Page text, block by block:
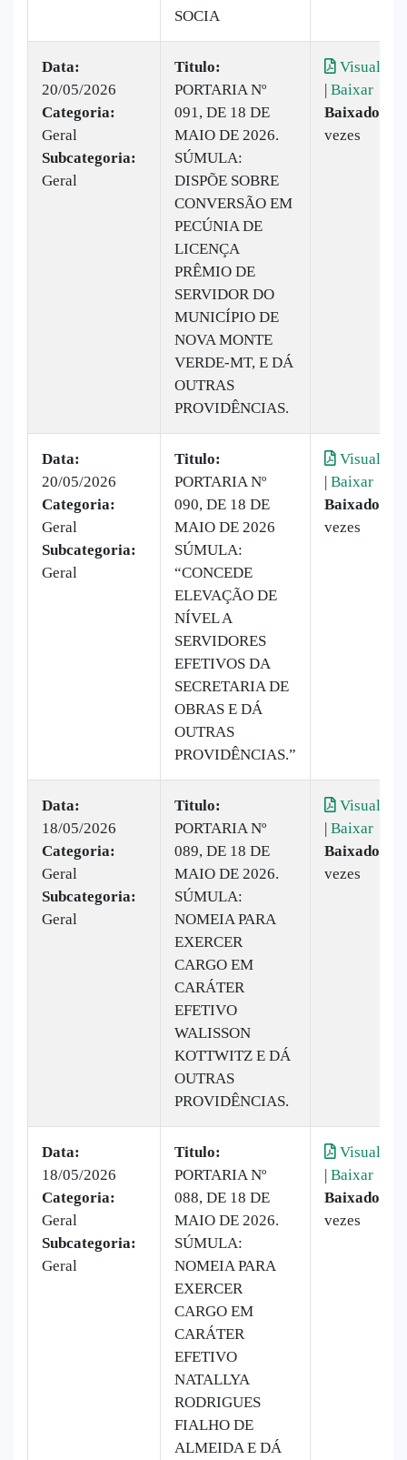
SOCIA
Data:
20/05/2026
Categoria:
Geral
Subcategoria:
Geral
Titulo:
PORTARIA Nº
091, DE 18 DE
MAIO DE 2026.
SÚMULA:
DISPÕE SOBRE
CONVERSÃO EM
PECÚNIA DE
LICENÇA
PRÊMIO DE
SERVIDOR DO
MUNICÍPIO DE
NOVA MONTE
VERDE-MT, E DÁ
OUTRAS
PROVIDÊNCIAS.
Visualizar
| Baixar
Baixado:
vezes
Data:
20/05/2026
Categoria:
Geral
Subcategoria:
Geral
Titulo:
PORTARIA Nº
090, DE 18 DE
MAIO DE 2026
SÚMULA:
“CONCEDE
ELEVAÇÃO DE
NÍVEL A
SERVIDORES
EFETIVOS DA
SECRETARIA DE
OBRAS E DÁ
OUTRAS
PROVIDÊNCIAS.”
Visualizar
| Baixar
Baixado:
vezes
Data:
18/05/2026
Categoria:
Geral
Subcategoria:
Geral
Titulo:
PORTARIA Nº
089, DE 18 DE
MAIO DE 2026.
SÚMULA:
NOMEIA PARA
EXERCER
CARGO EM
CARÁTER
EFETIVO
WALISSON
KOTTWITZ E DÁ
OUTRAS
PROVIDÊNCIAS.
Visualizar
| Baixar
Baixado:
vezes
Data:
18/05/2026
Categoria:
Geral
Subcategoria:
Geral
Titulo:
PORTARIA Nº
088, DE 18 DE
MAIO DE 2026.
SÚMULA:
NOMEIA PARA
EXERCER
CARGO EM
CARÁTER
EFETIVO
NATALLYA
RODRIGUES
FIALHO DE
ALMEIDA E DÁ
Visualizar
| Baixar
Baixado:
vezes